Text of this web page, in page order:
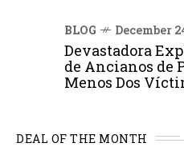
BLOG December
Devastadora
de Ancianos de
Menos Dos
DEAL OF THE MONTH